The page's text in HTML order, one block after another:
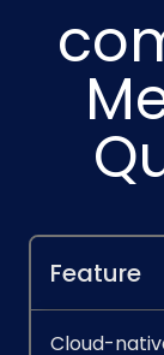
Feature
Cloud-